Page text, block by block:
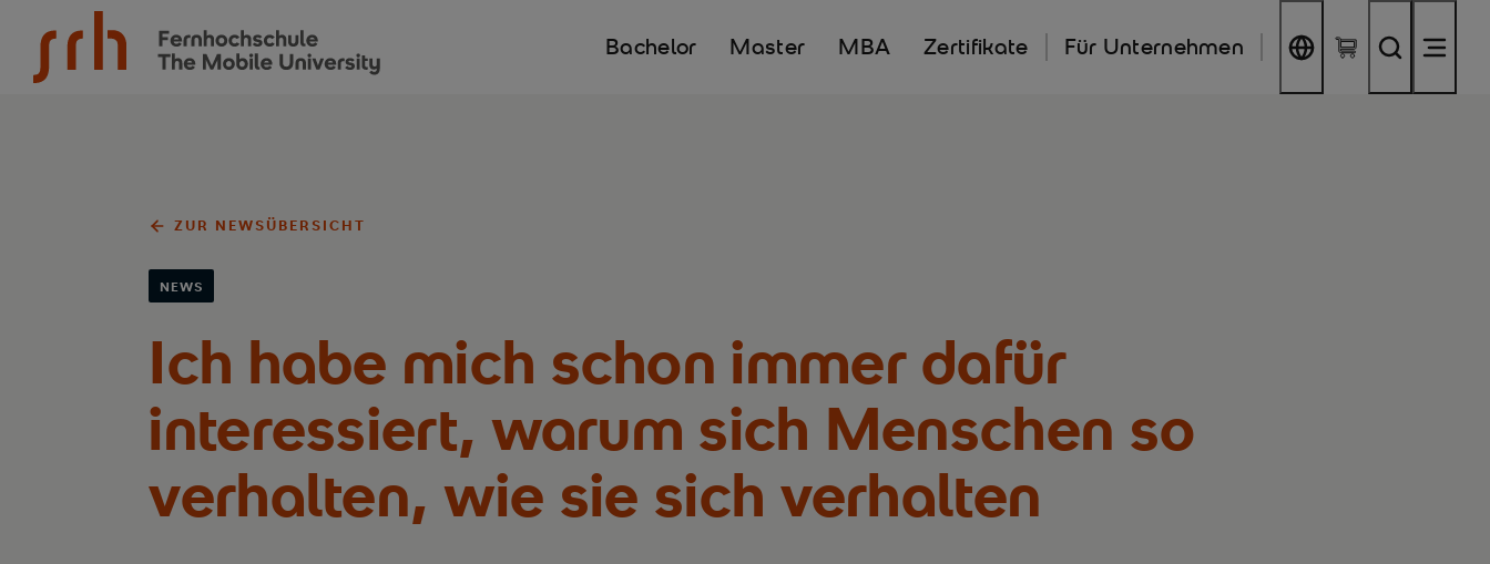
Bachelor Master MBA Zertifikate Für Unternehmen
ZUR NEWSÜBERSICHT
NEWS
Ich habe mich schon immer dafür
interessiert, warum sich Menschen so
verhalten, wie sie sich verhalten